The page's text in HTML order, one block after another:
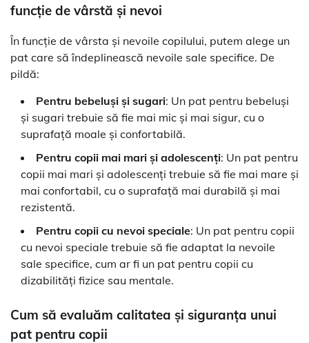
funcție de vârstă și nevoi
În funcție de vârsta și nevoile copilului, putem alege un
pat care să îndeplinească nevoile sale specifice. De
pildă:
Pentru bebeluși și sugari: Un pat pentru bebeluși
și sugari trebuie să fie mai mic și mai sigur, cu o
suprafață moale și confortabilă.
Pentru copii mai mari și adolescenți: Un pat pentru
copii mai mari și adolescenți trebuie să fie mai mare și
mai confortabil, cu o suprafață mai durabilă și mai
rezistentă.
Pentru copii cu nevoi speciale: Un pat pentru copii
cu nevoi speciale trebuie să fie adaptat la nevoile
sale specifice, cum ar fi un pat pentru copii cu
dizabilități fizice sau mentale.
Cum să evaluăm calitatea și siguranța unui
pat pentru copii